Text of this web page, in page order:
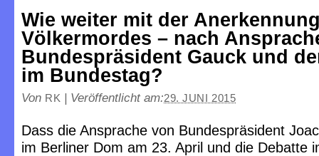
Wie weiter mit der
Völkermordes – nach
Bundespräsident Gauck und
im Bundestag?
Von RK | Veröffentlicht am:29. JUNI 2015
Dass die Ansprache von Bundespräsident
im Berliner Dom am 23. April und die Debatte